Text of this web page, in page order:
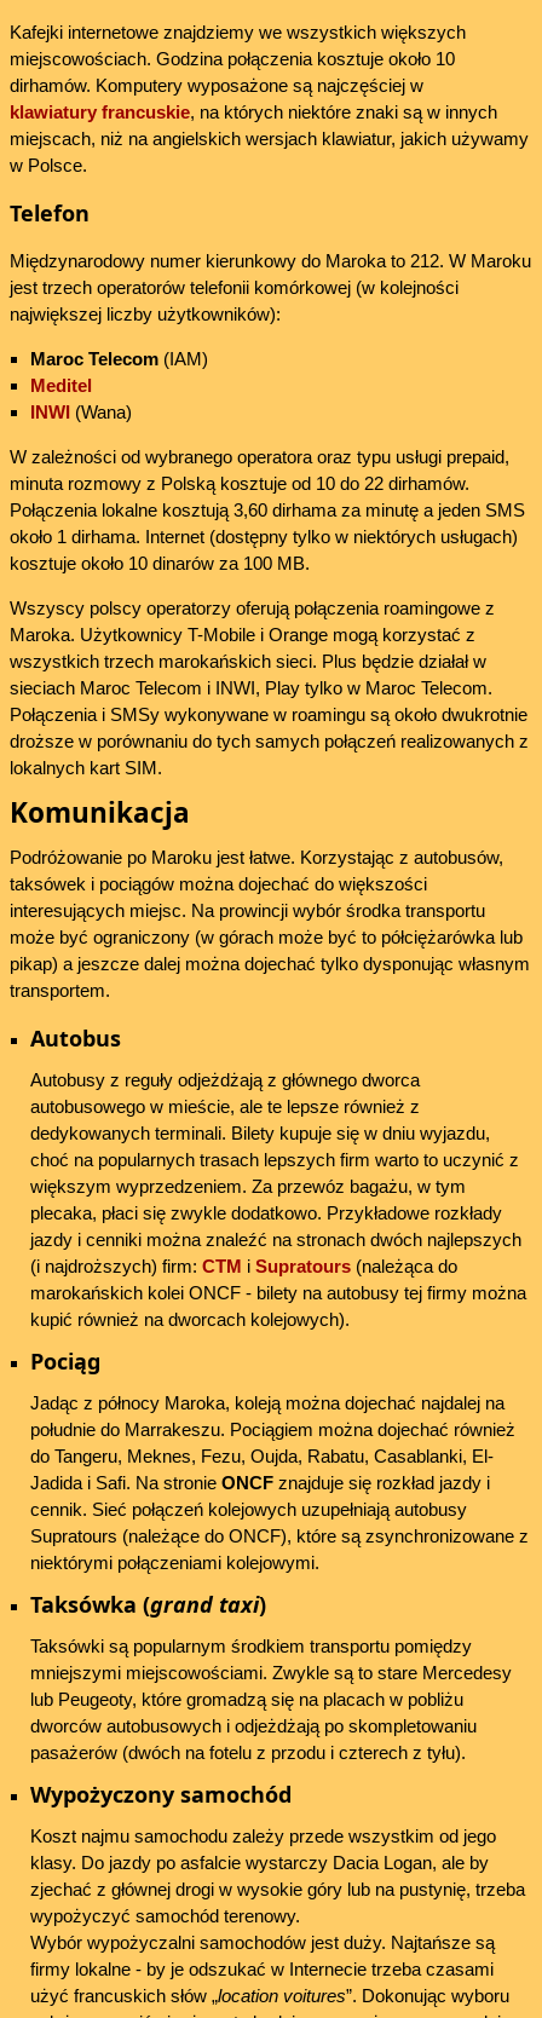
Kafejki internetowe znajdziemy we wszystkich większych
miejscowościach. Godzina połączenia kosztuje około 10
dirhamów. Komputery wyposażone są najczęściej w
klawiatury francuskie, na których niektóre znaki są w innych
miejscach, niż na angielskich wersjach klawiatur, jakich używamy
w Polsce.
Telefon
Międzynarodowy numer kierunkowy do Maroka to 212. W Maroku
jest trzech operatorów telefonii komórkowej (w kolejności
największej liczby użytkowników):
Maroc Telecom (IAM)
Meditel
INWI (Wana)
W zależności od wybranego operatora oraz typu usługi prepaid,
minuta rozmowy z Polską kosztuje od 10 do 22 dirhamów.
Połączenia lokalne kosztują 3,60 dirhama za minutę a jeden SMS
około 1 dirhama. Internet (dostępny tylko w niektórych usługach)
kosztuje około 10 dinarów za 100 MB.
Wszyscy polscy operatorzy oferują połączenia roamingowe z
Maroka. Użytkownicy T-Mobile i Orange mogą korzystać z
wszystkich trzech marokańskich sieci. Plus będzie działał w
sieciach Maroc Telecom i INWI, Play tylko w Maroc Telecom.
Połączenia i SMSy wykonywane w roamingu są około dwukrotnie
droższe w porównaniu do tych samych połączeń realizowanych z
lokalnych kart SIM.
Komunikacja
Podróżowanie po Maroku jest łatwe. Korzystając z autobusów,
taksówek i pociągów można dojechać do większości
interesujących miejsc. Na prowincji wybór środka transportu
może być ograniczony (w górach może być to półciężarówka lub
pikap) a jeszcze dalej można dojechać tylko dysponując własnym
transportem.
Autobus
Autobusy z reguły odjeżdżają z głównego dworca
autobusowego w mieście, ale te lepsze również z
dedykowanych terminali. Bilety kupuje się w dniu wyjazdu,
choć na popularnych trasach lepszych firm warto to uczynić z
większym wyprzedzeniem. Za przewóz bagażu, w tym
plecaka, płaci się zwykle dodatkowo. Przykładowe rozkłady
jazdy i cenniki można znaleźć na stronach dwóch najlepszych
(i najdroższych) firm: CTM i Supratours (należąca do
marokańskich kolei ONCF - bilety na autobusy tej firmy można
kupić również na dworcach kolejowych).
Pociąg
Jadąc z północy Maroka, koleją można dojechać najdalej na
południe do Marrakeszu. Pociągiem można dojechać również
do Tangeru, Meknes, Fezu, Oujda, Rabatu, Casablanki, El-
Jadida i Safi. Na stronie ONCF znajduje się rozkład jazdy i
cennik. Sieć połączeń kolejowych uzupełniają autobusy
Supratours (należące do ONCF), które są zsynchronizowane z
niektórymi połączeniami kolejowymi.
Taksówka (grand taxi)
Taksówki są popularnym środkiem transportu pomiędzy
mniejszymi miejscowościami. Zwykle są to stare Mercedesy
lub Peugeoty, które gromadzą się na placach w pobliżu
dworców autobusowych i odjeżdżają po skompletowaniu
pasażerów (dwóch na fotelu z przodu i czterech z tyłu).
Wypożyczony samochód
Koszt najmu samochodu zależy przede wszystkim od jego
klasy. Do jazdy po asfalcie wystarczy Dacia Logan, ale by
zjechać z głównej drogi w wysokie góry lub na pustynię, trzeba
wypożyczyć samochód terenowy.
Wybór wypożyczalni samochodów jest duży. Najtańsze są
firmy lokalne - by je odszukać w Internecie trzeba czasami
użyć francuskich słów „location voitures”. Dokonując wyboru